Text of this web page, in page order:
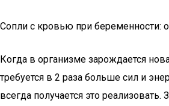
Сопли с кровью при беременности:
Когда в организме зарождается
требуется в 2 раза больше сил и
всегда получается это реализовать.